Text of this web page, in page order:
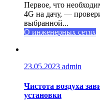
Первое, что
4G на дачу, —
выбранной...
О инженерных сетях
23.05.2023 admin
Чистота воздуха
установки